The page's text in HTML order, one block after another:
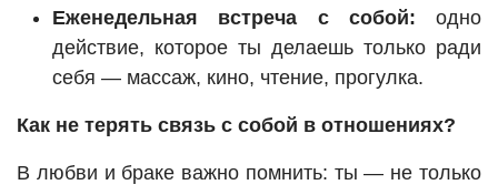
Еженедельная встреча с собой: одно
действие, которое ты делаешь только ради
себя — массаж, кино, чтение, прогулка.
Как не терять связь с собой в отношениях?
В любви и браке важно помнить: ты — не только